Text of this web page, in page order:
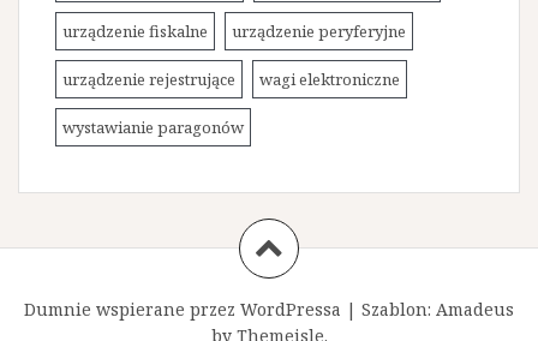
urządzenie fiskalne urządzenie peryferyjne
urządzenie rejestrujące wagi elektroniczne
wystawianie paragonów
Dumnie wspierane przez WordPressa | Szablon: Amadeus
by Themeisle.